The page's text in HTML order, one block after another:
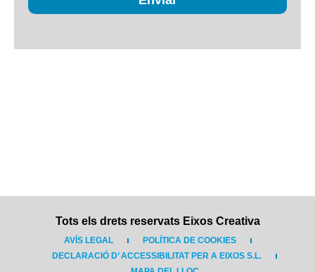
Tots els drets reservats Eixos Creativa
AVÍS LEGAL
POLÍTICA DE COOKIES
DECLARACIÓ D’ ACCESSIBILITAT PER A EIXOS S.L.